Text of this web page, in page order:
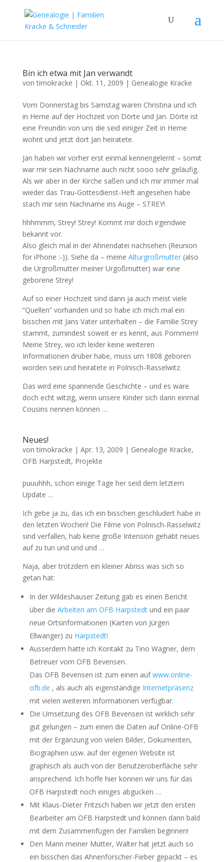
Bin ich etwa mit Jan verwandt
vontimokracke | Okt. 11, 2009 | Genealogie Kracke
Vom Donnerstag bis Samstag waren Christina und ich
in Herne auf der Hochzeit von Dörte und Jan. Dörte ist
eine Freundin von uns die seid einiger Zeit in Herne
wohnt und jetzt dort Jan heiratete.
Jan haben wir vorher erst einmal kennengelernt – somit
war mir sein Nachname auch nicht sooo sehr geläufig.
Als wir aber in der Kirche saßen und ich mir immer mal
wieder das Trau-Gottesdienst-Heft angesehen habe
stach mir sein Nachname ins Auge – STREY!
hhhmmm, Strey! Strey! Kommt mir doch irgendwie
bekannt vor.
Also gleich mal in der Ahnendatei nachsehen (Reunion
for iPhone :-)). Siehe da – meine Alturgroßmutter(also
die Urgroßmutter meiner Urgoßmutter) war eine
geborene Strey!
Auf so einer Hochzeit sind dann ja auch meist viele
“Quellen” vorhanden und so habe ich mich mal ein
bisschen mit Jans Vater unterhalten – die Familie Strey
stammt, zumindest soweit er es kennt, aus Pommern!
Meine Strey, wo ich leider keine weiteren
Informationen drüber habe, muss um 1808 geboren
worden sein und heiratete in Polnisch-Rasselwitz.
Das wird eine spannende Geschichte – und es wäre
doch echt witzig, wenn unsere Kinder sich dann einmal
Cousins nennen können …
Neues!
vontimokracke | Apr. 13, 2009 | Genealogie Kracke,
OFB Harpstedt, Projekte
puuuhhh, schon einige Tage her seid dem letztem
Update …
Ich gebe ja zu, das ich ein bisschen geschludert habe in
den letzten Wochen! Die Filme von Polnisch-Rasselwitz
sind verfallen, hab keine große Intension gehabt neues
auf zu tun und und und …
Naja, aber trotzdem ein kleiner Abriss was sich so
getan hat:
In der Wildeshauser Zeitung gab es einen Bericht
über die Arbeiten am OFB Harpstedtund ein paar
neue Ortsinformationen (Karten von Jürgen
Ellwanger) zu Harpstedt!
Ausserdem hatte ich Kontakt zu Tino Wagner, dem
Betreuer vom OFB Bevensen.
Das OFB Bevensen ist zum einen aufwww.online-
ofb.de , als auch als eigenständige Internetpräsenz
mit vielen weiteren Informationen verfügbar.
Die Umsetzung des OFB Bevensen ist wirklich sehr
gut gelungen – zum einen die Daten auf Online-OFB
mit der Ergänzung von vielen Bilder, Dokumenten,
Biographien usw. auf der eigenen Website ist
graphisch als auch von der Benutzeroberfläche sehr
ansprechend. Ich hoffe hier können wir uns für das
OFB Harpstedt noch einiges abgucken …
Mit Klaus-Dieter Fritzsch haben wir jetzt den ersten
Bearbeiter am OFB Harpstedt und können dann bald
mit dem Zusammenfügen der Familien beginnen!
Den Mann meiner Mutter, Walter hat jetzt auch so
ein bisschen das Ahnenforscher-Fieber gepackt – es